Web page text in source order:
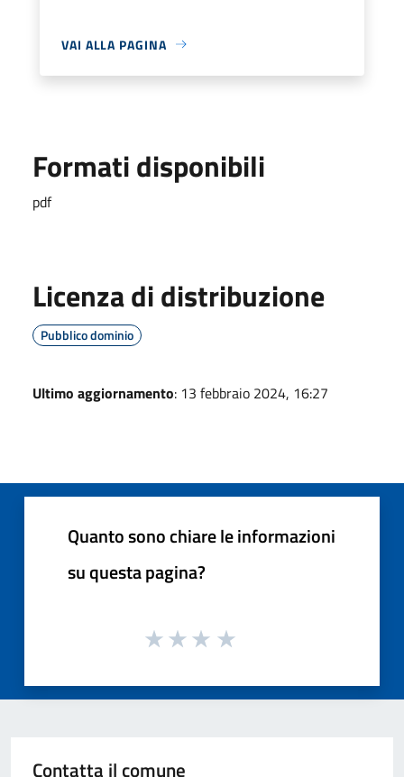
VAI ALLA PAGINA
Formati disponibili
pdf
Licenza di distribuzione
Pubblico dominio
Ultimo aggiornamento: 13 febbraio 2024, 16:27
Quanto sono chiare le informazioni
su questa pagina?
Contatta il comune